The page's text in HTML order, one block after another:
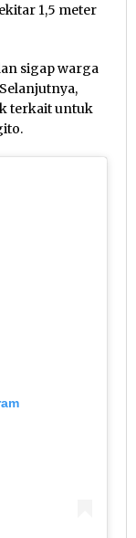
1,5 meter
sigap warga
terkait untuk